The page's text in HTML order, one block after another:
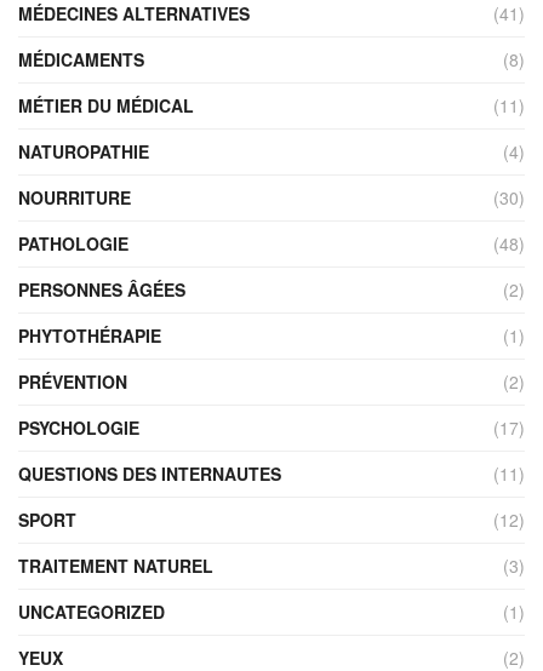
MÉDECINES ALTERNATIVES
(41)
MÉDICAMENTS
(8)
MÉTIER DU MÉDICAL
(11)
NATUROPATHIE
(4)
NOURRITURE
(30)
PATHOLOGIE
(48)
PERSONNES ÂGÉES
(2)
PHYTOTHÉRAPIE
(1)
PRÉVENTION
(2)
PSYCHOLOGIE
(17)
QUESTIONS DES INTERNAUTES
(11)
SPORT
(12)
TRAITEMENT NATUREL
(3)
UNCATEGORIZED
(1)
YEUX
(2)